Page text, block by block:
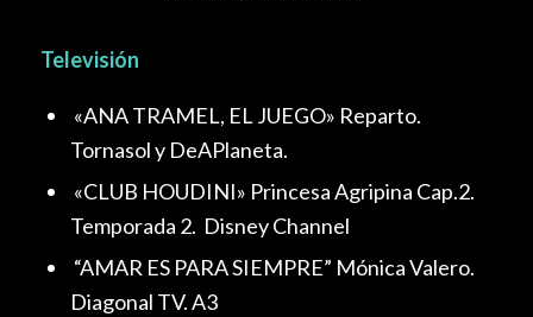
Televisión
«ANA TRAMEL, EL JUEGO» Reparto.
Tornasol y DeAPlaneta.
«CLUB HOUDINI» Princesa Agripina Cap.2.
Temporada 2. Disney Channel
“AMAR ES PARA SIEMPRE” Mónica Valero.
Diagonal TV. A3